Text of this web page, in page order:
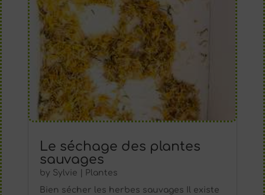
Le séchage des plantes
sauvages
by Sylvie
Plantes
Bien sécher les herbes sauvages Il existe